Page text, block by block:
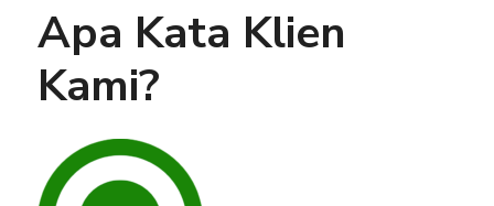
Apa Kata Klien
Kami?